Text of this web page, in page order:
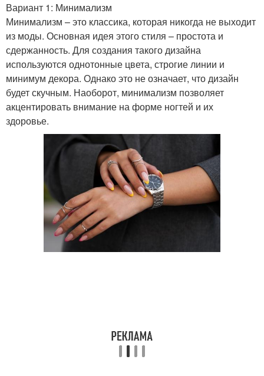
Вариант 1: Минимализм
Минимализм – это классика, которая никогда не выходит
из моды. Основная идея этого стиля – простота и
сдержанность. Для создания такого дизайна
используются однотонные цвета, строгие линии и
минимум декора. Однако это не означает, что дизайн
будет скучным. Наоборот, минимализм позволяет
акцентировать внимание на форме ногтей и их
здоровье.